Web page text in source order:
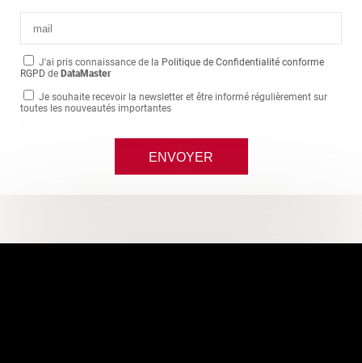
J'ai pris connaissance de la Politique de Confidentialité conforme
RGPD de DataMaster
Je souhaite recevoir la newsletter et être informé régulièrement sur
toutes les nouveautés importantes